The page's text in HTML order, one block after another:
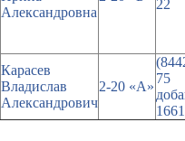
Александровна
22
Карасев
Владислав
Александрович
2-20 «А»
75
1661